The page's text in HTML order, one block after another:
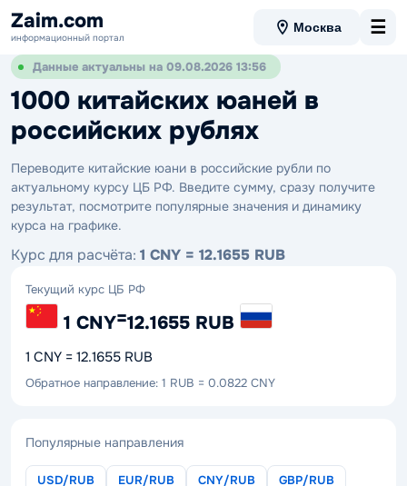
Zaim.com
информационный портал
Москва ☰
Данные актуальны на 09.08.2026 13:56
1000 китайских юаней в
российских рублях
Переводите китайские юани в российские рубли по
актуальному курсу ЦБ РФ. Введите сумму, сразу получите
результат, посмотрите популярные значения и динамику
курса на графике.
Курс для расчёта: 1 CNY = 12.1655 RUB
Текущий курс ЦБ РФ
1 CNY=12.1655 RUB
1 CNY = 12.1655 RUB
Обратное направление: 1 RUB = 0.0822 CNY
Популярные направления
USD/RUB EUR/RUB CNY/RUB
GBP/RUB